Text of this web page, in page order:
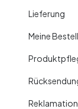
Lieferung
Meine